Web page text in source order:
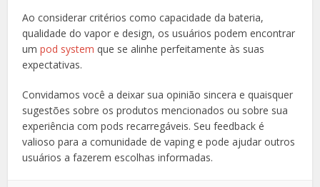
Ao considerar critérios como capacidade da bateria,
qualidade do vapor e design, os usuários podem encontrar
umpod system que se alinhe perfeitamente às suas
expectativas.
Convidamos você a deixar sua opinião sincera e quaisquer
sugestões sobre os produtos mencionados ou sobre sua
experiência com pods recarregáveis. Seu feedback é
valioso para a comunidade de vaping e pode ajudar outros
usuários a fazerem escolhas informadas.